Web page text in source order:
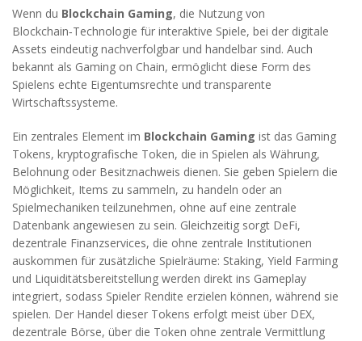
Wenn du Blockchain Gaming, die Nutzung von
Blockchain‑Technologie für interaktive Spiele, bei der digitale
Assets eindeutig nachverfolgbar und handelbar sind. Auch
bekannt als Gaming on Chain, ermöglicht diese Form des
Spielens echte Eigentumsrechte und transparente
Wirtschaftssysteme.
Ein zentrales Element im Blockchain Gaming ist das Gaming
Tokens, kryptografische Token, die in Spielen als Währung,
Belohnung oder Besitznachweis dienen. Sie geben Spielern die
Möglichkeit, Items zu sammeln, zu handeln oder an
Spielmechaniken teilzunehmen, ohne auf eine zentrale
Datenbank angewiesen zu sein. Gleichzeitig sorgt DeFi,
dezentrale Finanzservices, die ohne zentrale Institutionen
auskommen für zusätzliche Spielräume: Staking, Yield Farming
und Liquiditätsbereitstellung werden direkt ins Gameplay
integriert, sodass Spieler Rendite erzielen können, während sie
spielen. Der Handel dieser Tokens erfolgt meist über DEX,
dezentrale Börse, über die Token ohne zentrale Vermittlung